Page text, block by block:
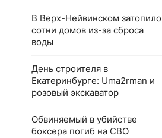
В Верх-Нейвинском затопило
сотни домов из-за сброса
воды
День строителя в
Екатеринбурге: Uma2rman и
розовый экскаватор
Обвиняемый в убийстве
боксера погиб на СВО